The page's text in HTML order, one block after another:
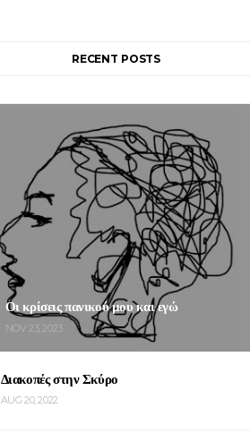
RECENT POSTS
Οι κρίσεις πανικού μου και εγώ
NOV 23, 2023
Διακοπές στην Σκύρο
AUG 20, 2022